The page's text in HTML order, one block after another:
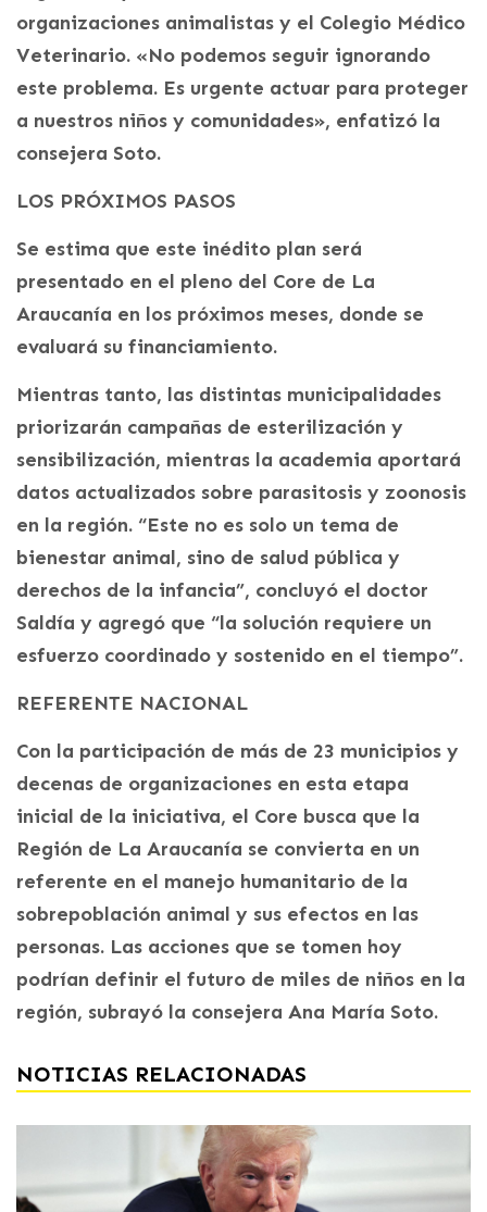
organizaciones animalistas y el Colegio Médico
Veterinario. «No podemos seguir ignorando
este problema. Es urgente actuar para proteger
a nuestros niños y comunidades», enfatizó la
consejera Soto.
LOS PRÓXIMOS PASOS
Se estima que este inédito plan será
presentado en el pleno del Core de La
Araucanía en los próximos meses, donde se
evaluará su financiamiento.
Mientras tanto, las distintas municipalidades
priorizarán campañas de esterilización y
sensibilización, mientras la academia aportará
datos actualizados sobre parasitosis y zoonosis
en la región. “Este no es solo un tema de
bienestar animal, sino de salud pública y
derechos de la infancia”, concluyó el doctor
Saldía y agregó que “la solución requiere un
esfuerzo coordinado y sostenido en el tiempo”.
REFERENTE NACIONAL
Con la participación de más de 23 municipios y
decenas de organizaciones en esta etapa
inicial de la iniciativa, el Core busca que la
Región de La Araucanía se convierta en un
referente en el manejo humanitario de la
sobrepoblación animal y sus efectos en las
personas. Las acciones que se tomen hoy
podrían definir el futuro de miles de niños en la
región, subrayó la consejera Ana María Soto.
NOTICIAS RELACIONADAS